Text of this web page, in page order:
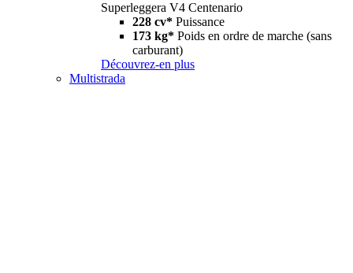
Superleggera V4 Centenario
228 cv* Puissance
173 kg* Poids en ordre de marche (sans
carburant)
Découvrez-en plus
Multistrada